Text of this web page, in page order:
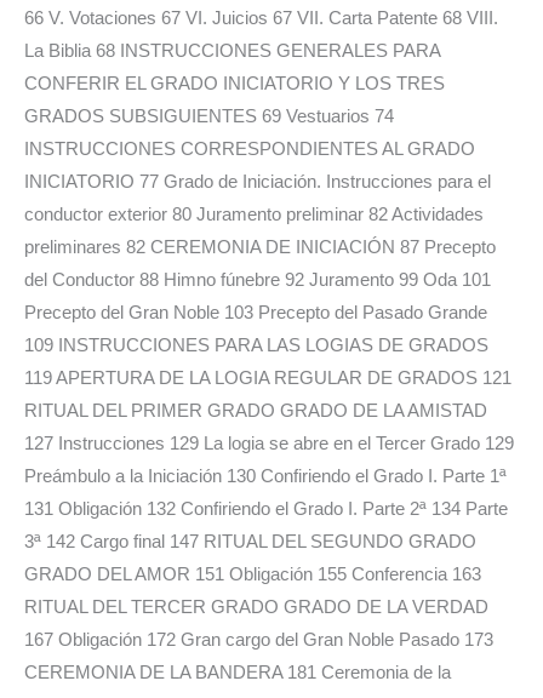
66 V. Votaciones 67 VI. Juicios 67 VII. Carta Patente 68 VIII.
La Biblia 68 INSTRUCCIONES GENERALES PARA
CONFERIR EL GRADO INICIATORIO Y LOS TRES
GRADOS SUBSIGUIENTES 69 Vestuarios 74
INSTRUCCIONES CORRESPONDIENTES AL GRADO
INICIATORIO 77 Grado de Iniciación. Instrucciones para el
conductor exterior 80 Juramento preliminar 82 Actividades
preliminares 82 CEREMONIA DE INICIACIÓN 87 Precepto
del Conductor 88 Himno fúnebre 92 Juramento 99 Oda 101
Precepto del Gran Noble 103 Precepto del Pasado Grande
109 INSTRUCCIONES PARA LAS LOGIAS DE GRADOS
119 APERTURA DE LA LOGIA REGULAR DE GRADOS 121
RITUAL DEL PRIMER GRADO GRADO DE LA AMISTAD
127 Instrucciones 129 La logia se abre en el Tercer Grado 129
Preámbulo a la Iniciación 130 Confiriendo el Grado I. Parte 1ª
131 Obligación 132 Confiriendo el Grado I. Parte 2ª 134 Parte
3ª 142 Cargo final 147 RITUAL DEL SEGUNDO GRADO
GRADO DEL AMOR 151 Obligación 155 Conferencia 163
RITUAL DEL TERCER GRADO GRADO DE LA VERDAD
167 Obligación 172 Gran cargo del Gran Noble Pasado 173
CEREMONIA DE LA BANDERA 181 Ceremonia de la